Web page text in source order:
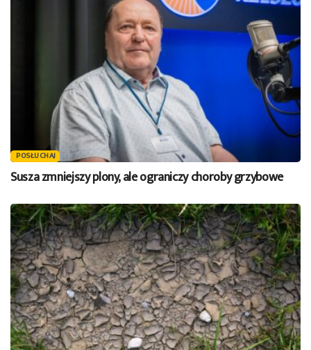
POSŁUCHAJ
Susza zmniejszy plony, ale ograniczy choroby grzybowe